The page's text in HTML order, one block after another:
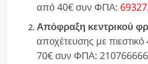
από 40€ συν ΦΠΑ:
Απόφραξη κεντρικού
αποχέτευσης με
70€ συν ΦΠΑ: